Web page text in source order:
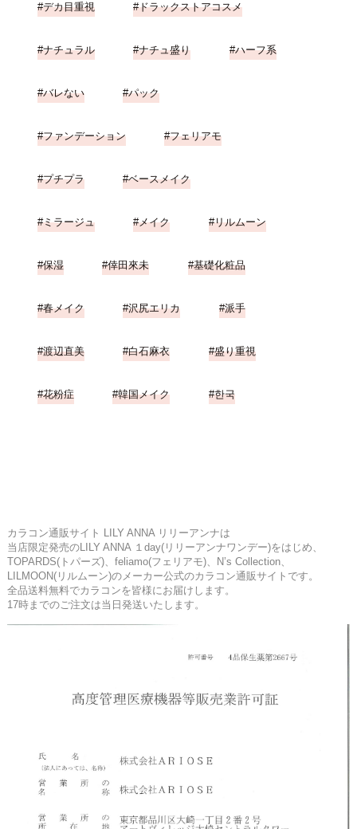
デカ目重視 ドラックストアコスメ
ナチュラル ナチュ盛り ハーフ系
バレない パック
ファンデーション フェリアモ
プチプラ ベースメイク
ミラージュ メイク リルムーン
保湿 倖田來未 基礎化粧品
春メイク 沢尻エリカ 派手
渡辺直美 白石麻衣 盛り重視
花粉症 韓国メイク 한국
カラコン通販サイト LILY ANNA リリーアンナは
当店限定発売のLILY ANNA １day(リリーアンナワンデー)をはじめ、
TOPARDS(トパーズ)、feliamo(フェリアモ)、N’s Collection、
LILMOON(リルムーン)のメーカー公式のカラコン通販サイトです。
全品送料無料でカラコンを皆様にお届けします。
17時までのご注文は当日発送いたします。